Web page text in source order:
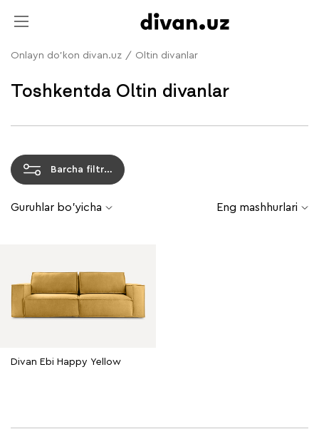
Onlayn do'kon divan.uz / Oltin divanlar
Toshkentda Oltin divanlar
Barcha filtrlar
Guruhlar bo'yicha Eng mashhurlari
Divan Ebi Happy Yellow